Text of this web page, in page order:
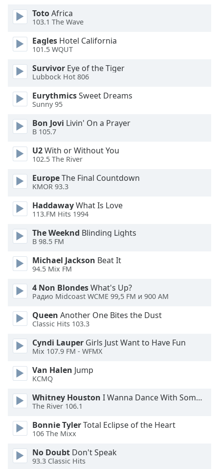
dialog
window.
Escape
cancel
and
Text
Opacity
Text
Background
Area
Background
Color
Opacity
Font
Size
Text
Font
TotoAfrica
103.1 The Wave
Eagles Hotel California
101.5 WQUT
Survivor Eye of the Tiger
Lubbock Hot 806
EurythmicsSweet Dreams
Sunny 95
Bon Jovi Livin' On a Prayer
B 105.7
U2With or Without You
102.5 The River
EuropeThe Final Countdown
KMOR 93.3
HaddawayWhat Is Love
113.FM Hits 1994
The Weeknd Blinding Lights
B 98.5 FM
Michael Jackson Beat It
94.5 Mix FM
4 Non BlondesWhat's Up?
Радио Midcoast WCME 99,5 FM и 900 AM
Queen Another One Bites the Dust
Classic Hits 103.3
Cyndi Lauper Girls Just Want to Have Fun
Mix 107.9 FM - WFMX
Van Halen Jump
KCMQ
Whitney Houston I Wanna Dance With Somebody
The River 106.1
Bonnie TylerTotal Eclipse of the Heart
106 The Mixx
No Doubt Don't Speak
93.3 Classic Hits